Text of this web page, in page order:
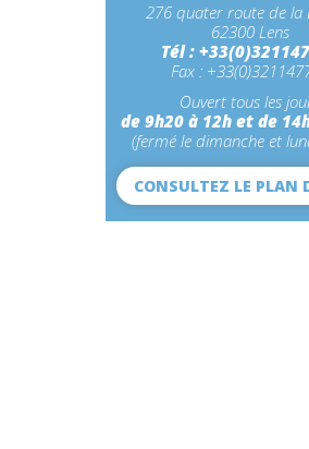
276 quater route de la
62300 Lens
Tél :
Fax :
Ouvert tous les
de 9h20 à 12h et de
(fermé le dimanche et
CONSULTEZ LE PLAN